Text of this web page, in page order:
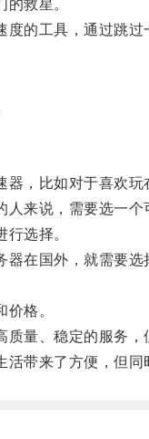
救星。
工具，通过跳过
比如对于喜欢玩
说，需要选一个
选择。
国外，就需要选
格。
、稳定的服务，
来了方便，但同